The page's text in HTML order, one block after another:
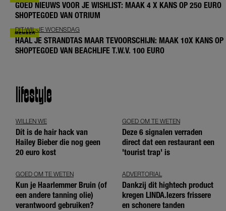
GOED NIEUWS VOOR JE WISHLIST: MAAK 4 X KANS OP 250 EURO
SHOPTEGOED VAN OTRIUM
DIT-WIL-JE WOENSDAG
HAAL JE STRANDTAS MAAR TEVOORSCHIJN: MAAK 10X KANS OP
SHOPTEGOED VAN BEACHLIFE T.W.V. 100 EURO
lifestyle
WILLEN WE
Dít is de hair hack van
Hailey Bieber die nog geen
20 euro kost
GOED OM TE WETEN
Deze 6 signalen verraden
direct dat een restaurant een
'tourist trap' is
GOED OM TE WETEN
Kun je Haarlemmer Bruin (of
een andere tanning olie)
verantwoord gebruiken?
ADVERTORIAL
Dankzij dit hightech product
kregen LINDA.lezers frissere
en schonere tanden